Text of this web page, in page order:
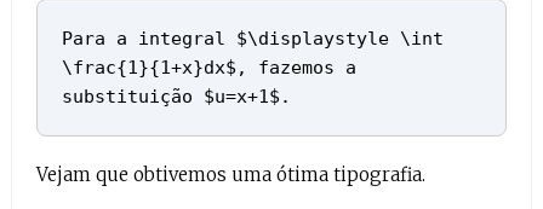
Para a integral $\displaystyle \int
\frac{1}{1+x}dx$, fazemos a
substituição $u=x+1$.
Vejam que obtivemos uma ótima tipografia.